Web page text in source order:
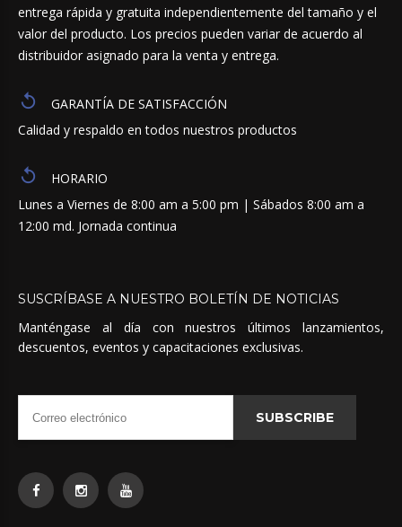
entrega rápida y gratuita independientemente del tamaño y el
valor del producto. Los precios pueden variar de acuerdo al
distribuidor asignado para la venta y entrega.
GARANTÍA DE SATISFACCIÓN
Calidad y respaldo en todos nuestros productos
HORARIO
Lunes a Viernes de 8:00 am a 5:00 pm | Sábados 8:00 am a
12:00 md. Jornada continua
SUSCRÍBASE A NUESTRO BOLETÍN DE NOTICIAS
Manténgase al día con nuestros últimos lanzamientos,
descuentos, eventos y capacitaciones exclusivas.
SUBSCRIBE